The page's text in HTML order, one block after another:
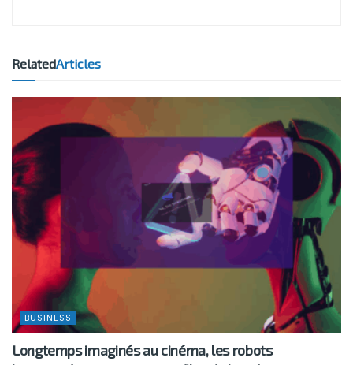
RelatedArticles
BUSINESS
Longtemps imaginés au cinéma, les robots